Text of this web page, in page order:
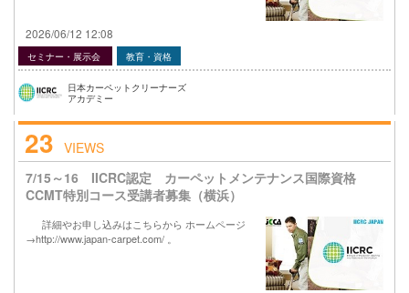
2026/06/12 12:08
セミナー・展示会 教育・資格
日本カーペットクリーナーズ
アカデミー
23 VIEWS
7/15～16 IICRC認定 カーペットメンテナンス国際資格
CCMT特別コース受講者募集（横浜）
詳細やお申し込みはこちらから ホームページ
→http://www.japan-carpet.com/ 。